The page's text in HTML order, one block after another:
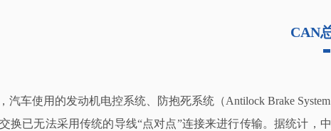
CAN
汽车使用的发动机电控系统、防抱死系统（Antilock Brake
换已无法采用传统的导线“点对点”连接来进行传输。据统计，